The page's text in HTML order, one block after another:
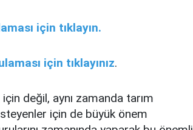
için tıklayın.
için tıklayınız.
değil, aynı zamanda tarım
için de büyük önem